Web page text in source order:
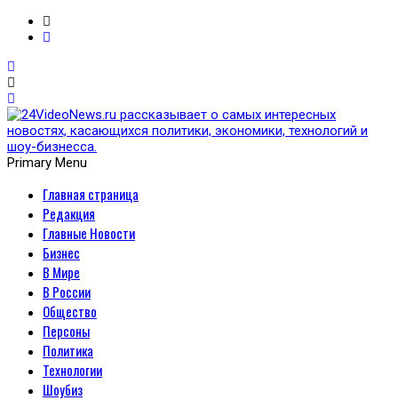
24VideoNews.ru
рассказывает о самых
интересных новостях,
касающихся политики,
экономики, технологий и
шоу-бизнесса.
Primary Menu
Главная страница
Редакция
Главные Новости
Бизнес
В Мире
В России
Общество
Персоны
Политика
Технологии
Шоубиз